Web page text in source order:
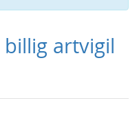
artvigil